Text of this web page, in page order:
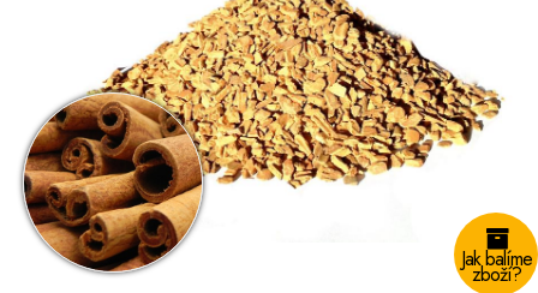
Jak balíme
zboží?